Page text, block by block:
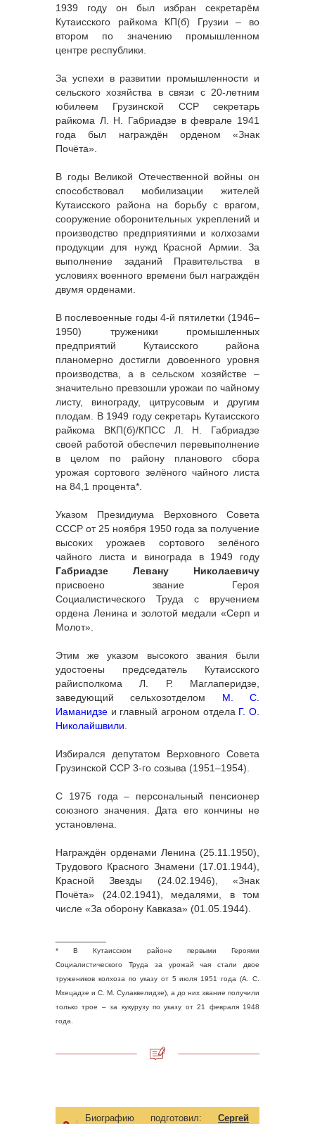
1939 году он был избран секретарём
Кутаисского райкома КП(б) Грузии – во
втором по значению промышленном
центре республики.
За успехи в развитии промышленности и
сельского хозяйства в связи с 20-летним
юбилеем Грузинской ССР секретарь
райкома Л. Н. Габриадзе в феврале 1941
года был награждён орденом «Знак
Почёта».
В годы Великой Отечественной войны он
способствовал мобилизации жителей
Кутаисского района на борьбу с врагом,
сооружение оборонительных укреплений и
производство предприятиями и колхозами
продукции для нужд Красной Армии. За
выполнение заданий Правительства в
условиях военного времени был награждён
двумя орденами.
В послевоенные годы 4-й пятилетки (1946–
1950) труженики промышленных
предприятий Кутаисского района
планомерно достигли довоенного уровня
производства, а в сельском хозяйстве –
значительно превзошли урожаи по чайному
листу, винограду, цитрусовым и другим
плодам. В 1949 году секретарь Кутаисского
райкома ВКП(б)/КПСС Л. Н. Габриадзе
своей работой обеспечил перевыполнение
в целом по району планового сбора
урожая сортового зелёного чайного листа
на 84,1 процента*.
Указом Президиума Верховного Совета
СССР от 25 ноября 1950 года за получение
высоких урожаев сортового зелёного
чайного листа и винограда в 1949 году
Габриадзе Левану Николаевичу
присвоено звание Героя
Социалистического Труда с вручением
ордена Ленина и золотой медали «Серп и
Молот».
Этим же указом высокого звания были
удостоены председатель Кутаисского
райисполкома Л. Р. Маглаперидзе,
заведующий сельхозотделом М. С.
Иаманидзе и главный агроном отдела Г. О.
Николайшвили
Избирался депутатом Верховного Совета
Грузинской ССР 3-го созыва (1951–1954).
С 1975 года – персональный пенсионер
союзного значения. Дата его кончины не
установлена.
Награждён орденами Ленина (25.11.1950),
Трудового Красного Знамени (17.01.1944),
Красной Звезды (24.02.1946), «Знак
Почёта» (24.02.1941), медалями, в том
числе «За оборону Кавказа» (01.05.1944).
* В Кутаисском районе первыми Героями
Социалистического Труда за урожай чая стали двое
тружеников колхоза по указу от 5 июля 1951 года (А. С.
Мхецадзе и С. М. Сулаквелидзе), а до них звание получили
только трое – за кукурузу по указу от 21 февраля 1948
года.
Биографию подготовил: Сергей